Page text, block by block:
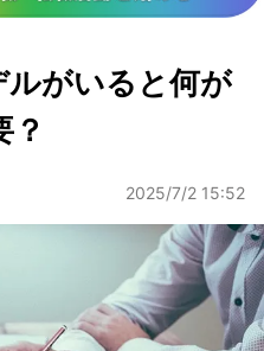
がいると何が
？
2025/7/2 15:52